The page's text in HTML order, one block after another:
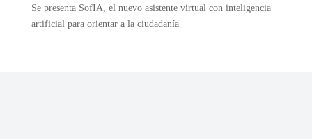
Se presenta SofIA, el nuevo asistente virtual con inteligencia
artificial para orientar a la ciudadanía